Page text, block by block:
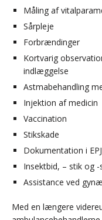
Måling af
Sårpleje
Forbrændinger
Kortvarig
indlæggelse
Astmabehandling
Injektion af medicin
Vaccination
Stikskade
Dokumentation i
Insektbid, – stik og -
Assistance ved
Med en længere